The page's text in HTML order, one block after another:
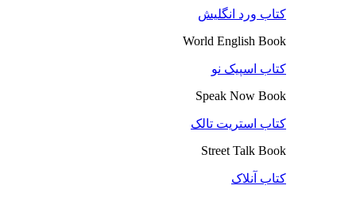
کتاب ورد انگلیش
World English Book
کتاب اسپیک نو
Speak Now Book
کتاب استریت تالک
Street Talk Book
کتاب آنلاک